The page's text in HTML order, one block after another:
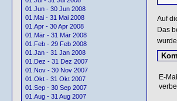
01.Jun - 30 Jun 2008
01.Mai - 31 Mai 2008
01.Apr - 30 Apr 2008
01.Mär - 31 Mär 2008
01.Feb - 29 Feb 2008
01.Jan - 31 Jan 2008
01.Dez - 31 Dez 2007
01.Nov - 30 Nov 2007
01.Okt - 31 Okt 2007
01.Sep - 30 Sep 2007
01.Aug - 31 Aug 2007
Auf
Das
E-